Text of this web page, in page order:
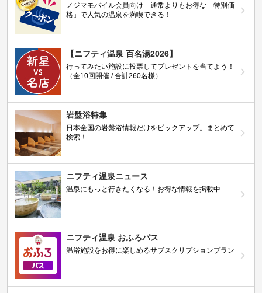
ノジマモバイル会員向け 通常よりもお得な「特別価
格」で人気の温泉を満喫できる！
【ニフティ温泉 百名湯2026】
行ってみたい施設に投票してプレゼントを当てよう！
（全10回開催 / 合計260名様）
岩盤浴特集
日本全国の岩盤浴情報だけをピックアップ。まとめて
検索！
ニフティ温泉ニュース
温泉にもっと行きたくなる！お得な情報を掲載中
ニフティ温泉 おふろパス
温浴施設をお得に楽しめるサブスクリプションプラン